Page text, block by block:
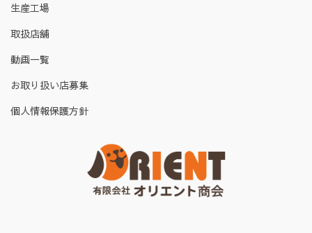
生産工場
取扱店舗
動画一覧
お取り扱い店募集
個人情報保護方針